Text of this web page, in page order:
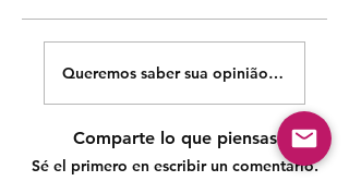
Queremos saber sua opinião sobre
Comparte lo que piensas
Sé el primero en escribir un comentario.